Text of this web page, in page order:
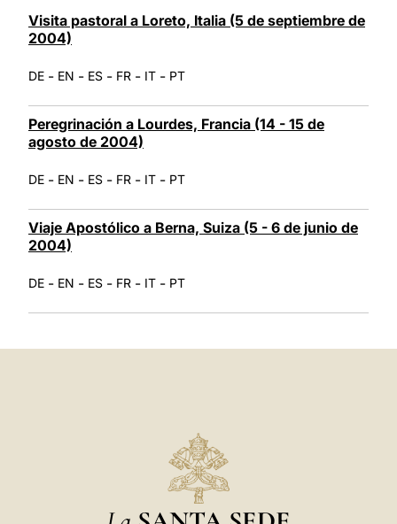
Visita pastoral a Loreto, Italia (5 de septiembre de
2004)
DE - EN - ES - FR - IT - PT
Peregrinación a Lourdes, Francia (14 - 15 de
agosto de 2004)
DE - EN - ES - FR - IT - PT
Viaje Apostólico a Berna, Suiza (5 - 6 de junio de
2004)
DE - EN - ES - FR - IT - PT